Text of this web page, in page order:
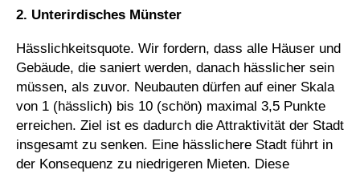
2. Unterirdisches Münster
Hässlichkeitsquote. Wir fordern, dass alle Häuser und
Gebäude, die saniert werden, danach hässlicher sein
müssen, als zuvor. Neubauten dürfen auf einer Skala
von 1 (hässlich) bis 10 (schön) maximal 3,5 Punkte
erreichen. Ziel ist es dadurch die Attraktivität der Stadt
insgesamt zu senken. Eine hässlichere Stadt führt in
der Konsequenz zu niedrigeren Mieten. Diese